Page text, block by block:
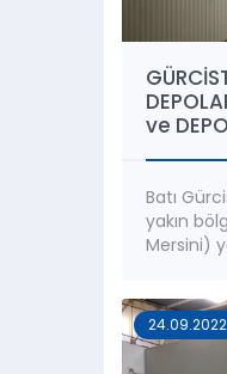
ve
Batı
yakın
Mersini)
Kobileti
24.09.2022